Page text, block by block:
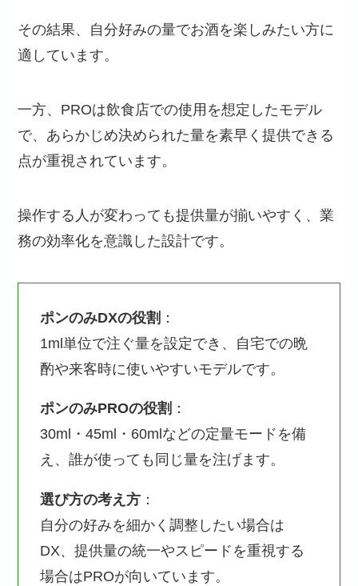
その結果、自分好みの量でお酒を楽しみたい方に
適しています。
一方、PROは飲食店での使用を想定したモデル
で、あらかじめ決められた量を素早く提供できる
点が重視されています。
操作する人が変わっても提供量が揃いやすく、業
務の効率化を意識した設計です。
ポンのみDXの役割 ：
1ml単位で注ぐ量を設定でき、自宅での晩
酌や来客時に使いやすいモデルです。
ポンのみPROの役割 ：
30ml・45ml・60mlなどの定量モードを備
え、誰が使っても同じ量を注げます。
選び方の考え方 ：
自分の好みを細かく調整したい場合は
DX、提供量の統一やスピードを重視する
場合はPROが向いています。